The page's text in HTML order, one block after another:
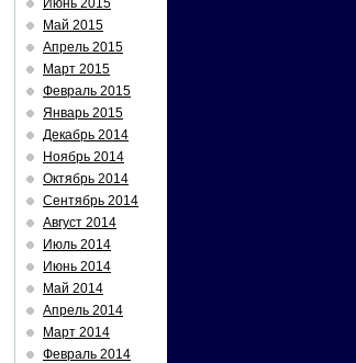
Июнь 2015
Май 2015
Апрель 2015
Март 2015
Февраль 2015
Январь 2015
Декабрь 2014
Ноябрь 2014
Октябрь 2014
Сентябрь 2014
Август 2014
Июль 2014
Июнь 2014
Май 2014
Апрель 2014
Март 2014
Февраль 2014